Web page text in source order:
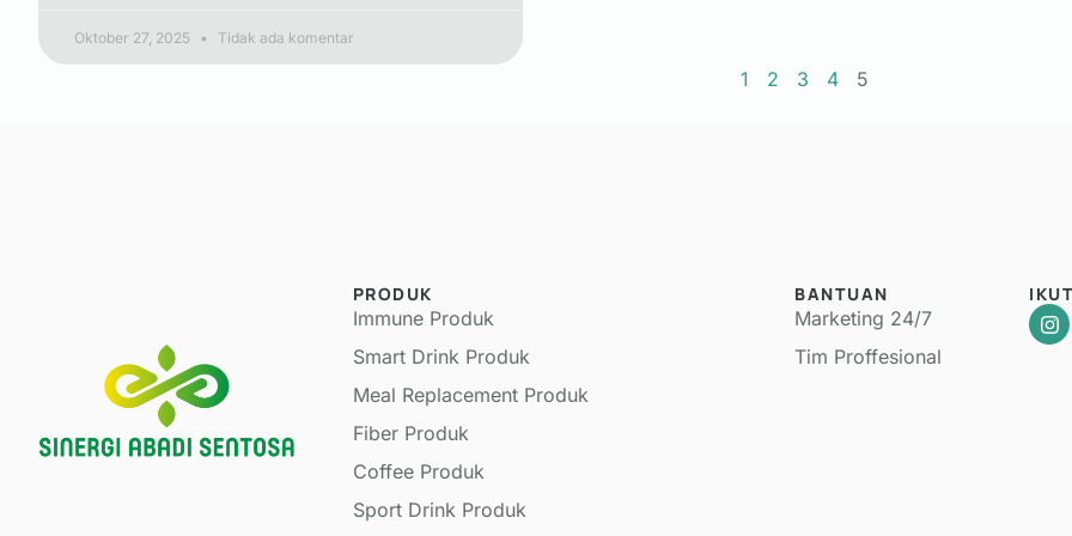
Oktober 27, 2025 Tidak ada komentar
1 2 3 4 5
PRODUK
Immune Produk
Smart Drink Produk
Meal Replacement Produk
Fiber Produk
Coffee Produk
Sport Drink Produk
BANTUAN
Marketing 24/7
Tim Proffesional